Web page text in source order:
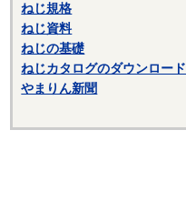
ねじ規格
ねじ資料
ねじの基礎
ねじカタログのダウンロード
やまりん新聞